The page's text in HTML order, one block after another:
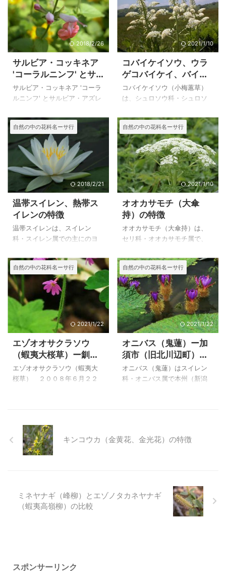
2018/2/26
サルビア・コッキネア
'コーラルニンフ' とサ
ルビア・アズレア
サルビア・コッキネア 'コーラ
ルニンフ' とサルビア・アズレ
的な花を咲かせるサルビアの
仲間です。 サルビア・コッキ
ネア 'コーラルニンフ'は、緑化
祭跡地で写しましたが、あま
り栽培されていないのか、長
いこと名前が分かりませんで
したが、やっと名前や詳細を
知ることが出来ました。 サル
ビア・アズレアは、北アメリ
カの比較的標高の高い地方に
分布しているようなので、寒
さには強いようですが、夏の
しかし、秋咲きなので、７月
頃に短くカットすると、普通
は１mにもなりますが、 ...
2021/1/10
コバイケイソウ、ウラ
ゲコバイケイ、バイケ
イソウ、ミヤマバイケ
イソウの比較
コバイケイソウ（小梅蕙草）
は、シュロソウ科・シュロソ
地方以北、三重県）の亜高山
帯、高山帯の開けた草地に生
える多年草で日本固有種で
す。 高山帯でも大きな花を咲
かせていることから良く目立
ち夏山では目にする機会が多
い花です。ウラゲコバイケイ
（裏毛小梅蕙）は一見バイケ
イソウと区別がつきません
が、葉の裏面脈上に突起状の
毛があるものをウラゲコバイ
ケイと呼ばれます。谷川連邦
れるようです。 バイケイソウ
（梅惠草）は、０．６～１．
５mと大きく、ウメに似た２㎝
くらいの花を多 ...
自然の中の花科名ーサ行
2018/2/21
温帯スイレン、熱帯ス
イレンの特徴
温帯スイレンは、スイレン
科・スイレン属での主にのヨ
レン（Nymphaea alba）など
を品種改良して作られた、寒
さに強い多年草の園芸品種で
す。 日本の気候にも合うの
で、スイレン鉢や池などで簡
単衣栽培することが出来ま
す。現在の庭には池がありま
せんが、以前には鉢植えにし
て池に台を置き高さを調節し
て育てていました。 熱帯スイ
レンは、主に熱帯アフリカ。
南米、オーストラリア、熱帯
ようで ...
自然の中の花科名ーサ行
2021/1/10
オオカサモチ（大傘
持）の特徴
オオカサモチ（大傘持）は、
セリ科・オオカサモチ属で、
にの低山帯～高山帯下部の開
けた草地に生える、高さ５０
～１５０cmになる大型の多年
草です。 葉は１～２回３出羽
状複葉で、大型のシシウドや
ミヤマシシウド、エゾのシシ
ウドのように葉が丸みを帯び
ていないことから区別ができ
ます。 また、総苞片は７～
８個で羽状に深裂し、小苞片
も多数あることから他のせり
科の植物との区別点になるよ
自然の中の花科名ーサ行
2021/1/22
エゾオオサクラソウ
（蝦夷大桜草）ー釧路
湿原にて
エゾオオサクラソウ（蝦夷大
桜草） ２００８年６月２２
さに耐えられず枯れてしまっ
たことのある花です。 そんな
ことから大きな葉は何度か見
仲間が大好きな私が、思いが
けず釧路湿原の山の中を散策
自然の中の花科名ーサ行
2021/1/22
オニバス（鬼蓮）ー加
須市（旧北川辺町）の
自生地
オニバス（鬼蓮）はスイレン
科・オニバス属で本州（新潟
護されているようで、自生地
川辺町）に自生地があるとい
うことで行って見ましたが、
花は午前中に開き、午後には
しぼんでしまうようで、きれ
キンコウカ（金黄花、金光花）の特徴
ミネヤナギ（峰柳）とエゾノタカネヤナギ
（蝦夷高嶺柳）の比較
スポンサーリンク